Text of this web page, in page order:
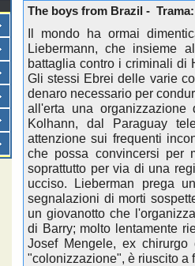
The boys from Brazil - Trama:
Il mondo ha ormai
Liebermann, che insieme
battaglia contro i criminali di
Gli stessi Ebrei delle varie
denaro necessario per
all'erta una
Kolhann, dal Paraguay
attenzione sui frequenti
che possa convincersi per
soprattutto per via di una
ucciso. Lieberman prega
segnalazioni di morti
un giovanotto che
di Barry; molto lentamente
Josef Mengele, ex
"colonizzazione", è riuscito a